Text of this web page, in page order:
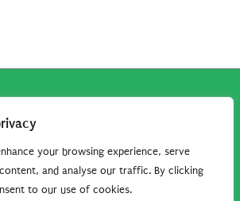
your browsing experience, serve
and analyse our traffic. By clicking
to our use of cookies.
percepisce dei ricavi da acquisti idonei.
direttamente reinvestiti in questo sito
tutorial e risorse per gli amanti
Grazie per il vostro sostegno!